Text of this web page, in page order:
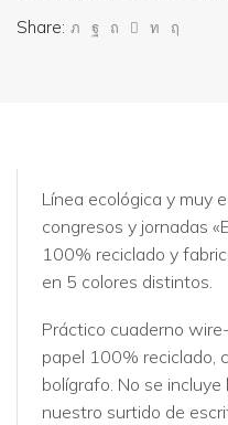
Share:
Línea ecológica y muy
congresos y jornadas
100% reciclado y
en 5 colores distintos.
Práctico cuaderno
papel 100% reciclado,
bolígrafo. No se
nuestro surtido de